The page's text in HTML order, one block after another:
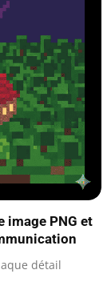
image PNG et
détail